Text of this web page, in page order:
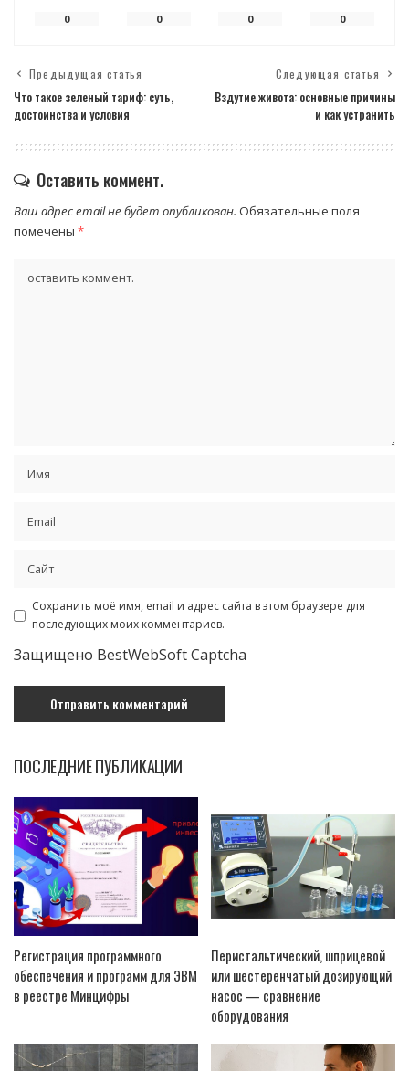
0 0 0 0
Предыдущая статья
Что такое зеленый тариф: суть,
достоинства и условия
Следующая статья
Вздутие живота: основные причины
и как устранить
Оставить коммент.
Ваш адрес email не будет опубликован. Обязательные поля
помечены *
Сохранить моё имя, email и адрес сайта в этом браузере для
последующих моих комментариев.
Защищено BestWebSoft Captcha
ПОСЛЕДНИЕ ПУБЛИКАЦИИ
Регистрация программного
обеспечения и программ для ЭВМ
в реестре Минцифры
Перистальтический, шприцевой
или шестеренчатый дозирующий
насос — сравнение
оборудования